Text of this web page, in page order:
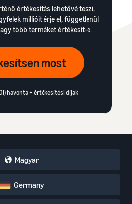
értékesítés lehetővé teszi,
millióit érje el, függetlenül
több terméket értékesít-e.
most
havonta + értékesítési díjak
Magyar
Germany